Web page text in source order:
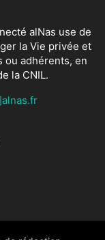
alNas use de
la Vie privée et
ou adhérents, en
la CNIL.